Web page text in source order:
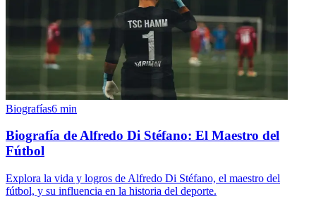
Biografías6 min
Biografía de Alfredo Di Stéfano: El Maestro del
Fútbol
Explora la vida y logros de Alfredo Di Stéfano, el maestro del
fútbol, y su influencia en la historia del deporte.